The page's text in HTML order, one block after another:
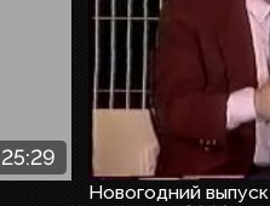
25:29
Новогодний выпуск